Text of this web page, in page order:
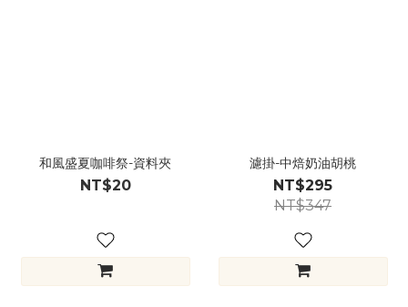
和風盛夏咖啡祭-資料夾
NT$20
濾掛-中焙奶油胡桃
NT$295
NT$347